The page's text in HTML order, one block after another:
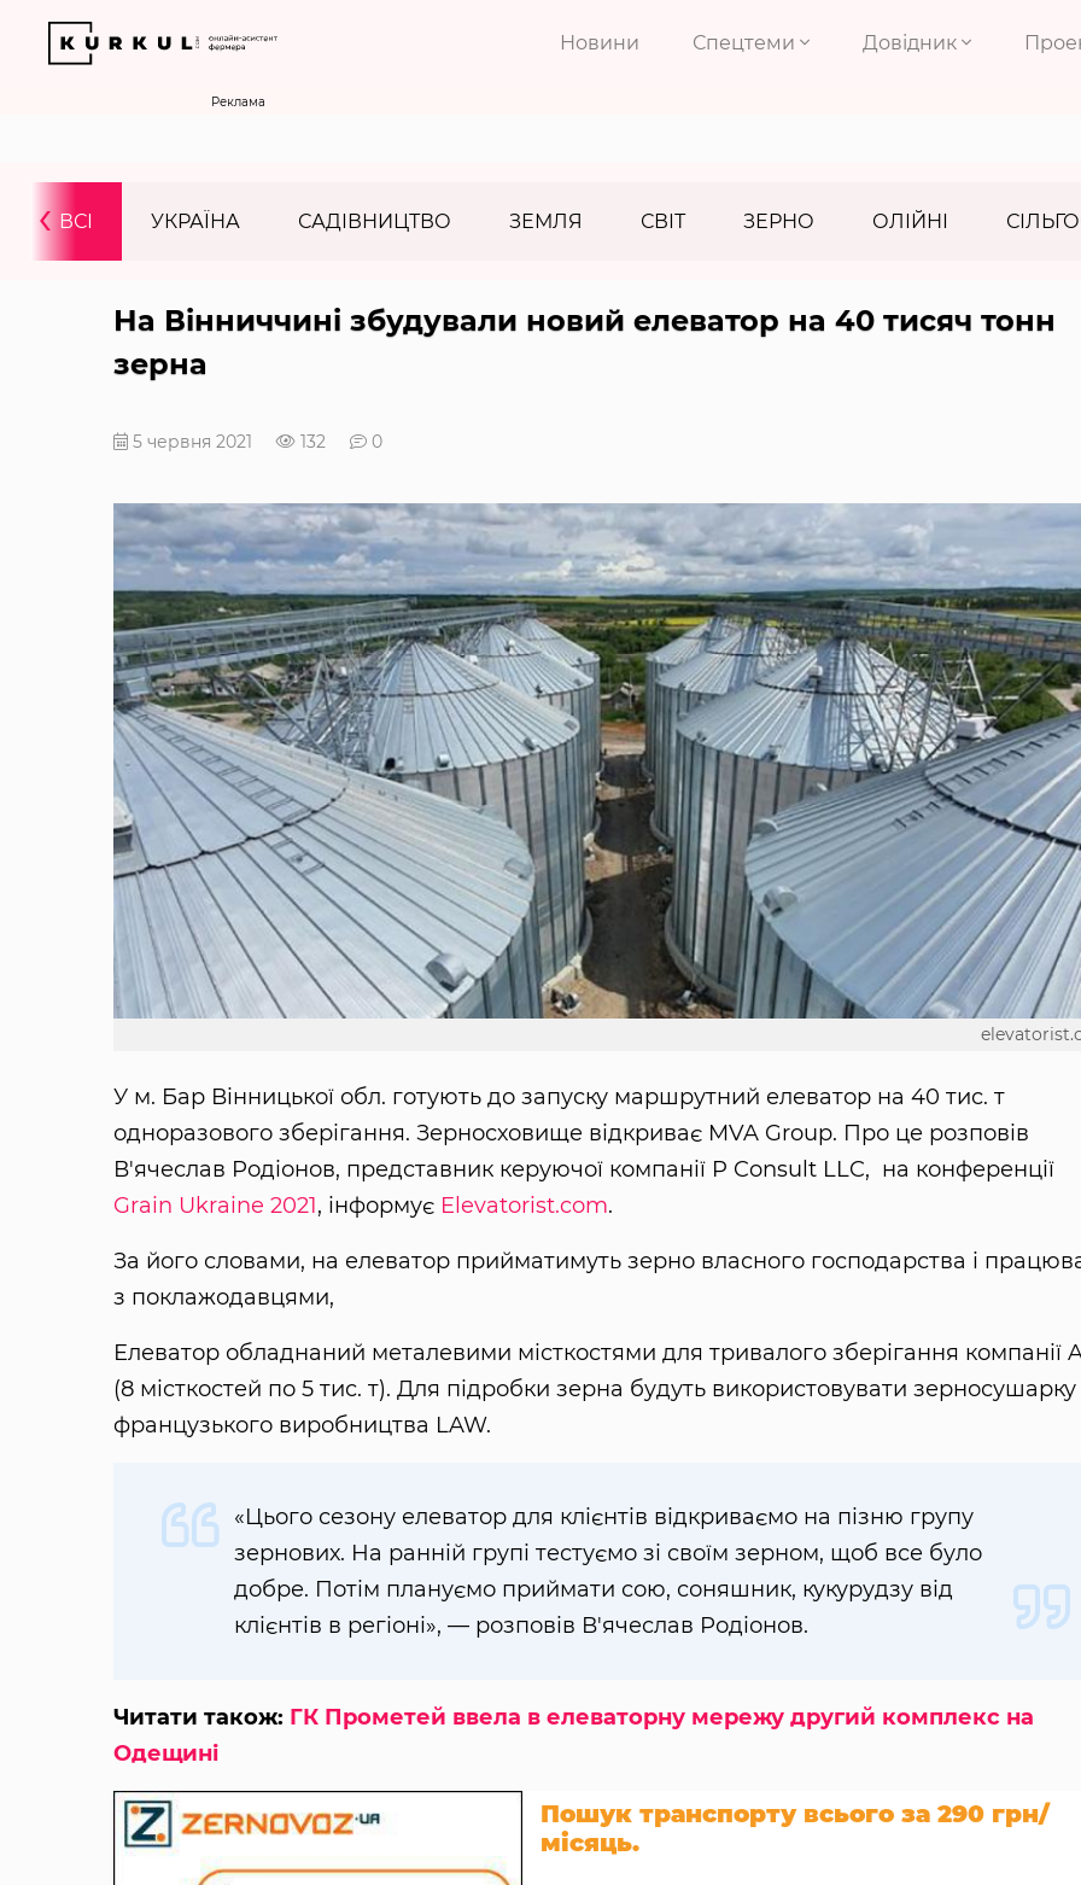
Новини Спецтеми Довідник
Реклама
ВСІ УКРАЇНА САДІВНИЦТВО ЗЕМЛЯ СВІТ ЗЕРНО ОЛІЙНІ
‹
На Вінниччині збудували новий елеватор на 40 тисяч тонн
зерна
5 червня 2021 132 0
У м. Бар Вінницької обл. готують до запуску маршрутний елеватор на 40 тис. т
одноразового зберігання. Зерносховище відкриває MVA Group. Про це розповів
В'ячеслав Родіонов, представник керуючої компанії P Consult LLC, на конференції
Grain Ukraine 2021, інформує Elevatorist.com.
За його словами, на елеватор прийматимуть зерно власного господарства і
з поклажодавцями,
Елеватор обладнаний металевими місткостями для тривалого зберігання компанії
(8 місткостей по 5 тис. т). Для підробки зерна будуть використовувати зерносушарку
французького виробництва LAW.
«Цього сезону елеватор для клієнтів відкриваємо на пізню групу
зернових. На ранній групі тестуємо зі своїм зерном, щоб все було
добре. Потім плануємо приймати сою, соняшник, кукурудзу від
клієнтів в регіоні», — розповів В'ячеслав Родіонов.
Читати також: ГК Прометей ввела в елеваторну мережу другий комплекс на
Одещині
Пошук транспорту всього за 290 грн/
місяць.